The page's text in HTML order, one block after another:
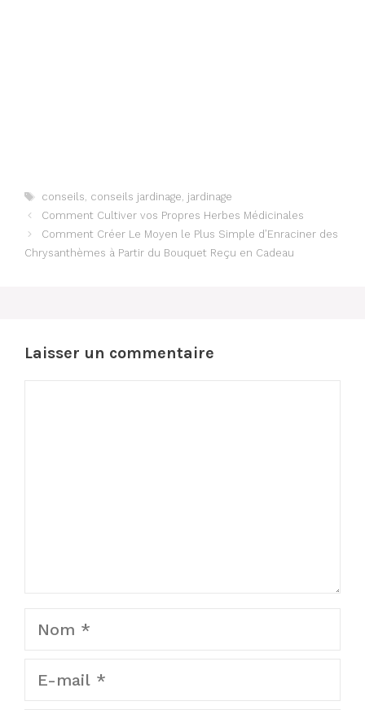
Étiquettes
conseils, conseils jardinage, jardinage
Comment Cultiver vos Propres Herbes Médicinales
Comment Créer Le Moyen le Plus Simple d’Enraciner des
Chrysanthèmes à Partir du Bouquet Reçu en Cadeau
Laisser un commentaire
Nom
E-